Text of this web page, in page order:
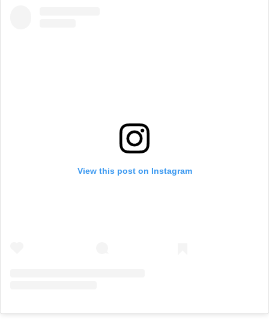
View this post on Instagram